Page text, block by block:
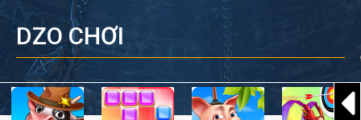
DZO CHƠI